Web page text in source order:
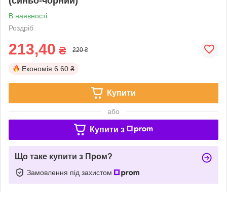
В наявності
Роздріб
213,40 ₴ 220 ₴
Економія 6.60 ₴
Купити
або
Купити з
Що таке купити з Пром?
Замовлення під захистом